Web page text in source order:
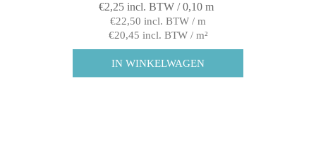
€2,25 incl. BTW / 0,10 m
€22,50 incl. BTW / m
€20,45 incl. BTW / m²